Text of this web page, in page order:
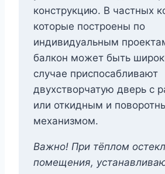
конструкцию. В частных
которые построены по
индивидуальным
балкон может быть
случае приспосабливают
двухстворчатую дверь с
или откидным и
механизмом.
Важно! При тёплом
помещения,